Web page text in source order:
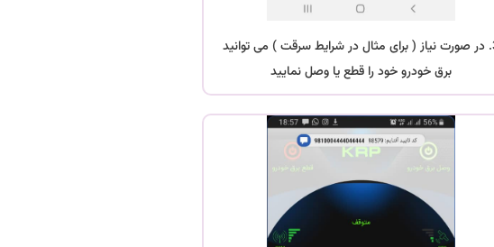
3. در صورت نیاز ( برای مثال در شرایط سرقت ) می توانید
برق خودرو خود را قطع یا وصل نمایید